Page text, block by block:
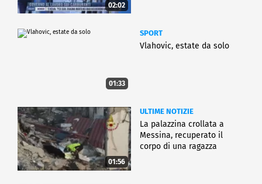
02:02
01:33
SPORT
Vlahovic, estate da solo
01:56
ULTIME NOTIZIE
La palazzina crollata a
Messina, recuperato il
corpo di una ragazza